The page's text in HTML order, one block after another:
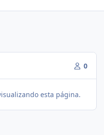
0
esta página.